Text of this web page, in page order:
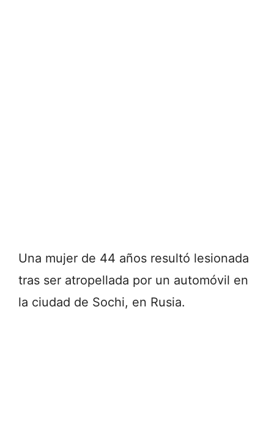
Una mujer de 44 años resultó lesionada
tras ser atropellada por un automóvil en
la ciudad de Sochi, en Rusia.